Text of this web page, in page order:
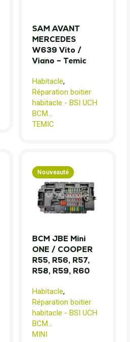
SAM AVANT
MERCEDES
W639 Vito /
Viano – Temic
Habitacle,
Réparation boitier
habitacle - BSI UCH
BCM...
TEMIC
Nouveauté
BCM JBE Mini
ONE / COOPER
R55, R56, R57,
R58, R59, R60
Habitacle,
Réparation boitier
habitacle - BSI UCH
BCM...
MINI